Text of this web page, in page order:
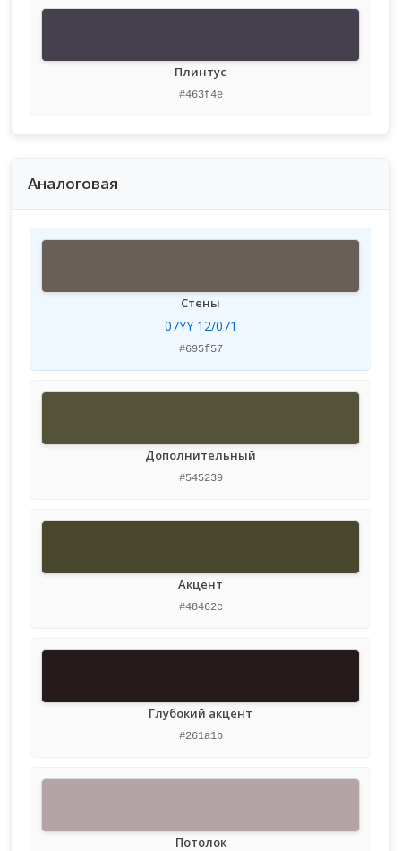
Плинтус
#463f4e
Аналоговая
Стены
07YY 12/071
#695f57
Дополнительный
#545239
Акцент
#48462c
Глубокий акцент
#261a1b
Потолок